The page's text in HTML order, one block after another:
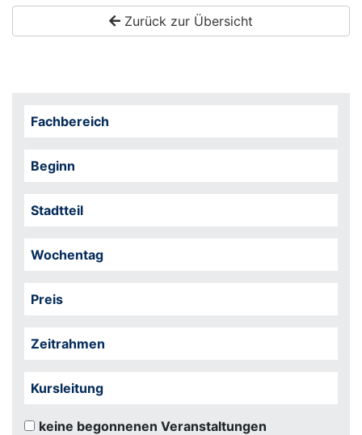
Zurück zur Übersicht
Fachbereich
Beginn
Stadtteil
Wochentag
Preis
Zeitrahmen
Kursleitung
keine begonnenen Veranstaltungen